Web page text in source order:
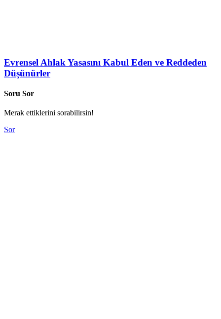
Evrensel Ahlak Yasasını Kabul Eden ve Reddeden
Düşünürler
Soru Sor
Merak ettiklerini sorabilirsin!
Sor